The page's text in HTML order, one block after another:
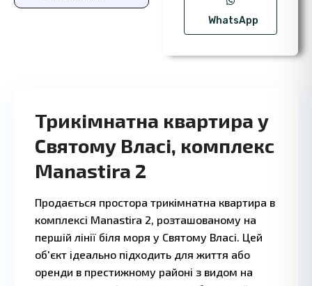
WhatsApp
Трикімнатна квартира у
Святому Власі, комплекс
Manastira 2
Продається простора трикімнатна квартира в
комплексі Manastira 2, розташованому на
першій лінії біля моря у Святому Власі. Цей
об'єкт ідеально підходить для життя або
оренди в престижному районі з видом на